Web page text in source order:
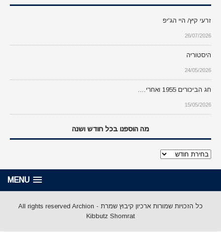
זרעי קיץ/ היי הג'יפ
26/07/2026
היסטוריה
24/05/2026
חג הביכורים 1955 ואחרי….
15/05/2026
מה הוספנו בכל חודש ושנה
מה
ושנה
MENU
כל הזכויות שמורות ארכיון קיבוץ שמרת - All rights reserved Archion
Kibbutz Shomrat